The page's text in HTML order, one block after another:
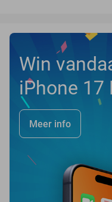
Win
iPhone 17
Meer info